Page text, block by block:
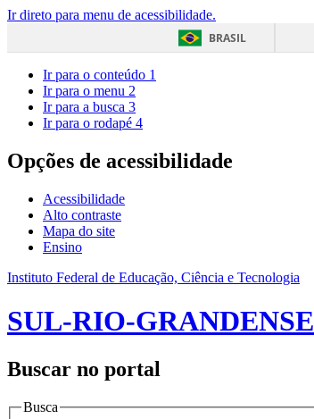
Ir direto para menu de acessibilidade.
BRASIL
Ir para o conteúdo 1
Ir para o menu 2
Ir para a busca 3
Ir para o rodapé 4
Opções de acessibilidade
Acessibilidade
Alto contraste
Mapa do site
Ensino
Instituto Federal de Educação, Ciência e Tecnologia
SUL-RIO-GRANDENSE
Buscar no portal
Busca